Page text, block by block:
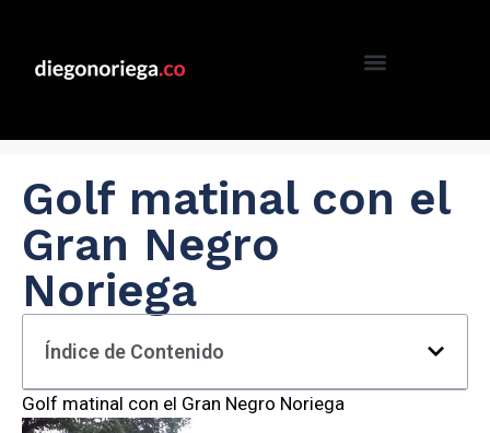
Golf matinal con el
Gran Negro
Noriega
Índice de Contenido
Golf matinal con el Gran Negro Noriega